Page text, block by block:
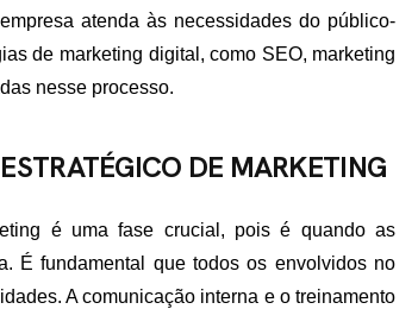
atenda às necessidades do público-
de marketing digital, como SEO, marketing
nesse processo.
DE MARKETING
é uma fase crucial, pois é quando as
É fundamental que todos os envolvidos no
A comunicação interna e o treinamento